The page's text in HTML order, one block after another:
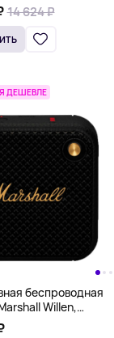
14 624 ₽
ДЕШЕВЛЕ
беспроводная
Willen,